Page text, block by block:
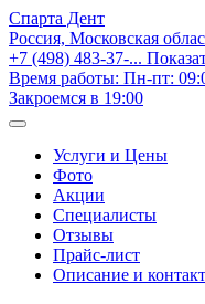
Спарта Дент
Россия, Московская
+7 (498) 483-37-...
Время работы: Пн-пт:
Закроемся в 19:00
Услуги и Цены
Фото
Акции
Специалисты
Отзывы
Прайс-лист
Описание и